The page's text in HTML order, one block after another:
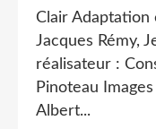
Clair Adaptation
Jacques Rémy,
réalisateur :
Pinoteau
Albert...